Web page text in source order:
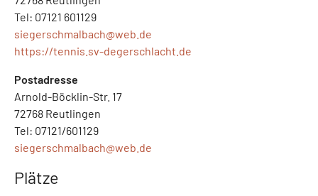
Tel: 07121 601129
siegerschmalbach@web.de
https://tennis.sv-degerschlacht.de
Postadresse
Arnold-Böcklin-Str. 17
72768 Reutlingen
Tel: 07121/601129
siegerschmalbach@web.de
Plätze